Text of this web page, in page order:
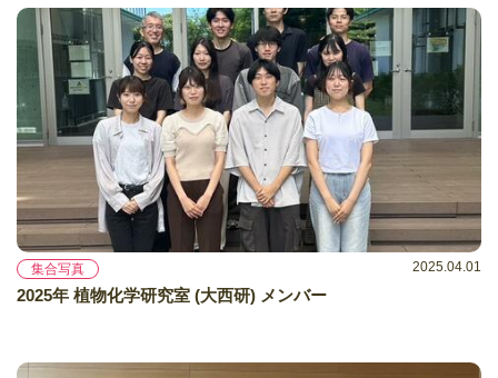
集合写真 2025.04.01
2025年 植物化学研究室 (大西研) メンバー